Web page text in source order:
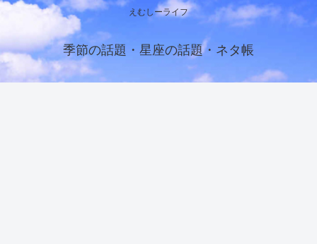
えむしーライフ
季節の話題・星座の話題・ネタ帳